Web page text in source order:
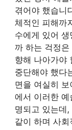
겪어야 했습니
체적인 피해까
수에게 있어
까 하는 걱정
향해 나아가야
중단해야 했다
면을 여실히
에서 이러한
명되고 있는데
같이 하며 사